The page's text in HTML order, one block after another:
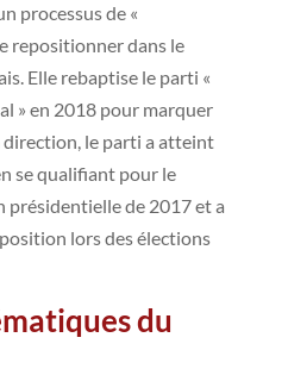
processus de «
repositionner dans le
Elle rebaptise le parti «
» en 2018 pour marquer
direction, le parti a atteint
se qualifiant pour le
présidentielle de 2017 et a
lors des élections
du